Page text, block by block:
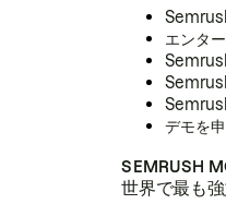
エンタ
デモを
SEMRUSH
世界で最も